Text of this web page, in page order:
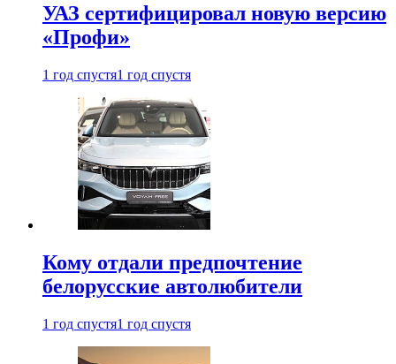
УАЗ сертифицировал новую версию
«Профи»
1 год спустя1 год спустя
Кому отдали предпочтение
белорусские автолюбители
1 год спустя1 год спустя